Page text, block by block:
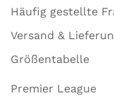
Häufig gestellte
Versand &
Größentabelle
Premier League